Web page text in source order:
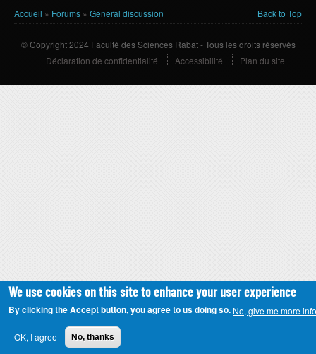
Vous êtes ici
Accueil » Forums » General discussion Back to Top
© Copyright 2024 Faculté des Sciences Rabat - Tous les droits réservés
Déclaration de confidentialité
Accessibilité Plan du site
We use cookies on this site to enhance your user experience
By clicking the Accept button, you agree to us doing so. No, give me more
OK, I agree No, thanks